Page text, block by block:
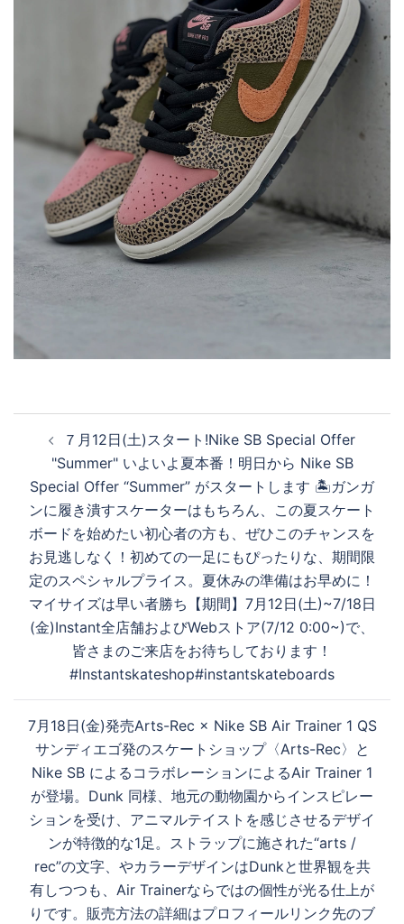
ナ
ビ
ゲ
ー
シ
ョ
ン
７月12日(土)スタート!Nike SB Special Offer
"Summer" いよいよ夏本番！明日から Nike SB
Special Offer “Summer” がスタートします 🏝️ガンガ
ンに履き潰すスケーターはもちろん、この夏スケート
ボードを始めたい初心者の方も、ぜひこのチャンスを
お見逃しなく！初めての一足にもぴったりな、期間限
定のスペシャルプライス。夏休みの準備はお早めに！
マイサイズは早い者勝ち【期間】7月12日(土)~7/18日
(金)Instant全店舗およびWebストア(7/12 0:00~)で、
皆さまのご来店をお待ちしております！
#Instantskateshop#instantskateboards
7月18日(金)発売Arts-Rec × Nike SB Air Trainer 1 QS
サンディエゴ発のスケートショップ〈Arts-Rec〉と
Nike SB によるコラボレーションによるAir Trainer 1
が登場。Dunk 同様、地元の動物園からインスピレー
ションを受け、アニマルテイストを感じさせるデザイ
ンが特徴的な1足。ストラップに施された“arts /
rec”の文字、やカラーデザインはDunkと世界観を共
有しつつも、Air Trainerならではの個性が光る仕上が
りです。販売方法の詳細はプロフィールリンク先のブ